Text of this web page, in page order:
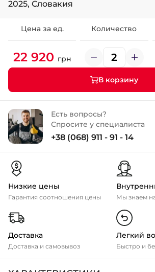
2025, Словакия
Цена за ед. Количество
22 920 грн
В корзину
Есть вопросы?
Спросите у специалиста
+38 (068) 911 - 91 - 14
Низкие цены
Гарантия соотношения цены Мы знаем
Доставка
Доставка и самовывоз
Легкий
Быстро и